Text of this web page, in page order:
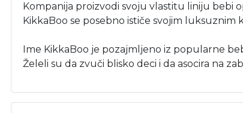
Kompanija proizvodi svoju vlastitu liniju bebi
KikkaBoo se posebno ističe svojim
Ime KikkaBoo je pozajmljeno iz popularne
Želeli su da zvuči blisko deci i da asocira na